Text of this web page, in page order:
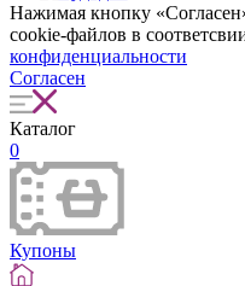
Нажимая кнопку
cookie-файлов в
конфиденциальности
Согласен
Каталог
0
Купоны